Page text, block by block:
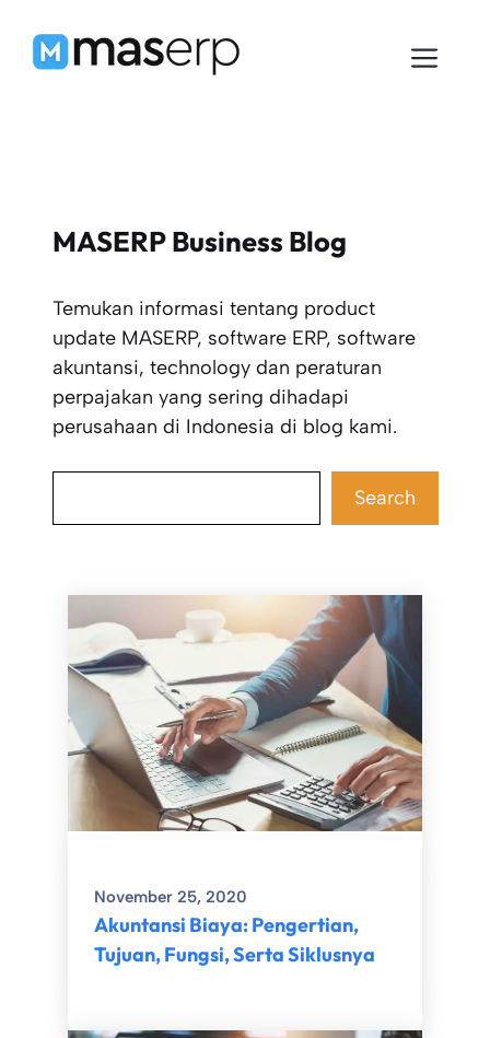
MASERP Business Blog
Temukan informasi tentang product
update MASERP, software ERP, software
akuntansi, technology dan peraturan
perpajakan yang sering dihadapi
perusahaan di Indonesia di blog kami.
Search
November 25, 2020
Akuntansi Biaya: Pengertian,
Tujuan, Fungsi, Serta Siklusnya